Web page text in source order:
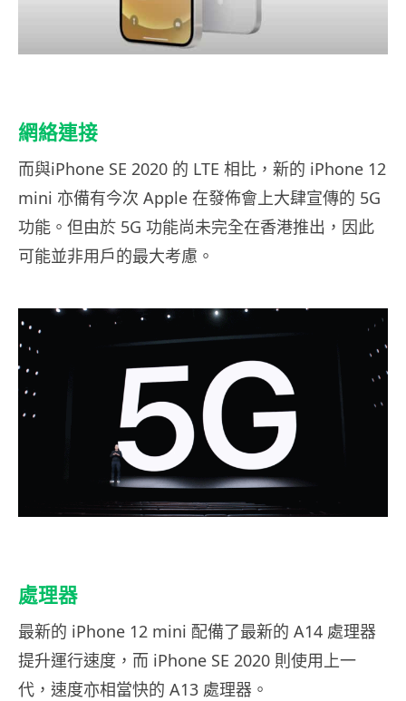
網絡連接
而與iPhone SE 2020 的 LTE 相比，新的 iPhone 12
mini 亦備有今次 Apple 在發佈會上大肆宣傳的 5G
功能。但由於 5G 功能尚未完全在香港推出，因此
可能並非用戶的最大考慮。
處理器
最新的 iPhone 12 mini 配備了最新的 A14 處理器
提升運行速度，而 iPhone SE 2020 則使用上一
代，速度亦相當快的 A13 處理器。